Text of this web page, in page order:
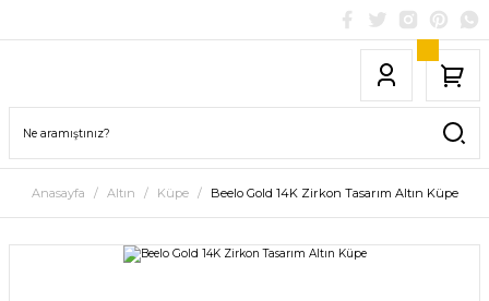
Anasayfa Altın Küpe Beelo Gold 14K Zirkon Tasarım Altın Küpe